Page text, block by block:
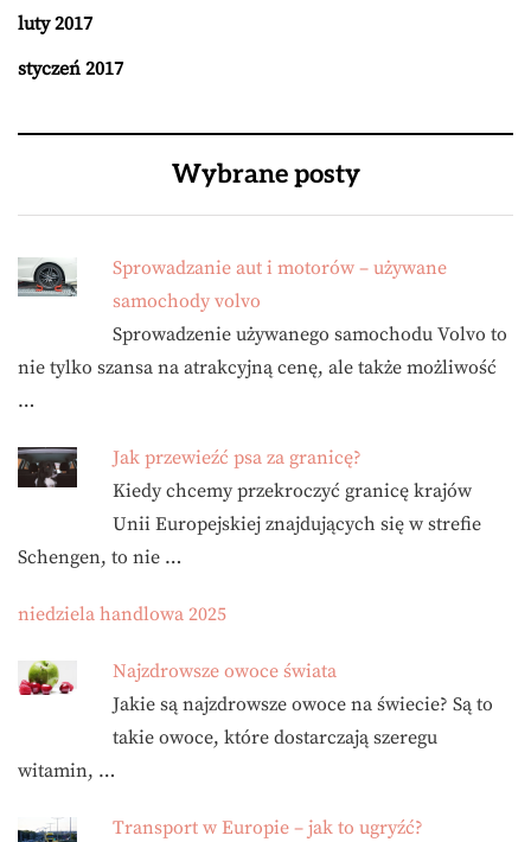
luty 2017
styczeń 2017
Wybrane posty
Sprowadzanie aut i motorów – używane
samochody volvo
Sprowadzenie używanego samochodu Volvo to
nie tylko szansa na atrakcyjną cenę, ale także możliwość
…
Jak przewieźć psa za granicę?
Kiedy chcemy przekroczyć granicę krajów
Unii Europejskiej znajdujących się w strefie
Schengen, to nie …
niedziela handlowa 2025
Najzdrowsze owoce świata
Jakie są najzdrowsze owoce na świecie? Są to
takie owoce, które dostarczają szeregu
witamin, …
Transport w Europie – jak to ugryźć?